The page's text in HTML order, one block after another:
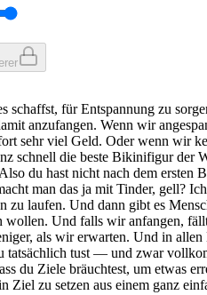
schaffst, für Entspannung zu
anzufangen. Wenn wir
sehr viel Geld. Oder wenn wir
schnell die beste Bikinifigur der
du hast nicht nach dem
man das ja mit Tinder, gell?
zu laufen. Und dann gibt es
wollen. Und falls wir anfangen,
als wir erwarten. Und in
tatsächlich tust — und zwar
du Ziele bräuchtest, um etwas
Ziel zu setzen aus einem ganz